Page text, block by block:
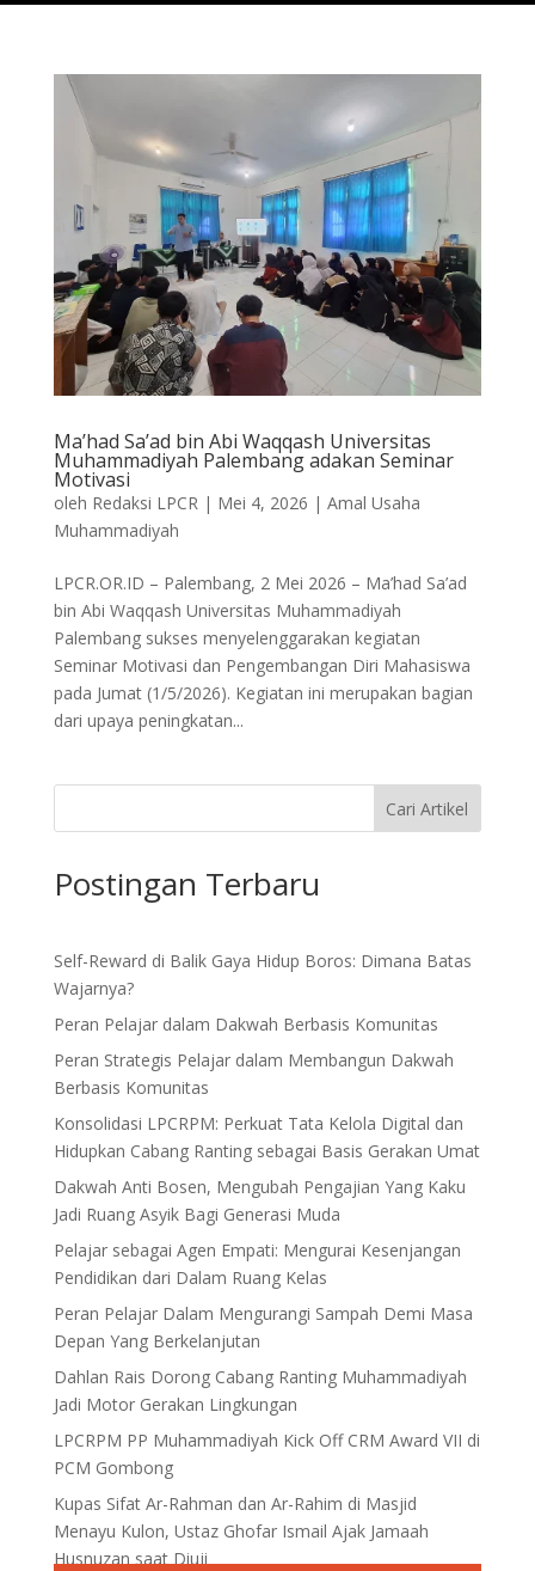
Ma’had Sa’ad bin Abi Waqqash Universitas
Muhammadiyah Palembang adakan Seminar
Motivasi
oleh Redaksi LPCR | Mei 4, 2026 | Amal Usaha
Muhammadiyah
LPCR.OR.ID – Palembang, 2 Mei 2026 – Ma’had Sa’ad
bin Abi Waqqash Universitas Muhammadiyah
Palembang sukses menyelenggarakan kegiatan
Seminar Motivasi dan Pengembangan Diri Mahasiswa
pada Jumat (1/5/2026). Kegiatan ini merupakan bagian
dari upaya peningkatan...
Cari Artikel
Postingan Terbaru
Self-Reward di Balik Gaya Hidup Boros: Dimana Batas
Wajarnya?
Peran Pelajar dalam Dakwah Berbasis Komunitas
Peran Strategis Pelajar dalam Membangun Dakwah
Berbasis Komunitas
Konsolidasi LPCRPM: Perkuat Tata Kelola Digital dan
Hidupkan Cabang Ranting sebagai Basis Gerakan Umat
Dakwah Anti Bosen, Mengubah Pengajian Yang Kaku
Jadi Ruang Asyik Bagi Generasi Muda
Pelajar sebagai Agen Empati: Mengurai Kesenjangan
Pendidikan dari Dalam Ruang Kelas
Peran Pelajar Dalam Mengurangi Sampah Demi Masa
Depan Yang Berkelanjutan
Dahlan Rais Dorong Cabang Ranting Muhammadiyah
Jadi Motor Gerakan Lingkungan
LPCRPM PP Muhammadiyah Kick Off CRM Award VII di
PCM Gombong
Kupas Sifat Ar-Rahman dan Ar-Rahim di Masjid
Menayu Kulon, Ustaz Ghofar Ismail Ajak Jamaah
Husnuzan saat Diuji